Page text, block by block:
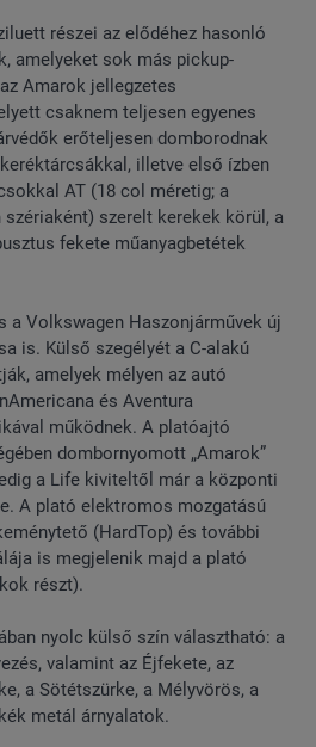
részei az elődéhez hasonló
amelyeket sok más pickup-
Amarok jellegzetes
csaknem teljesen egyenes
erőteljesen domborodnak
illetve első ízben
AT (18 col méretig; a
szériaként) szerelt kerekek körül, a
fekete műanyagbetétek
a Volkswagen Haszonjárművek új
is. Külső szegélyét a C-alakú
amelyek mélyen az autó
és Aventura
működnek. A platóajtó
dombornyomott „Amarok”
a Life kiviteltől már a központi
A plató elektromos mozgatású
(HardTop) és további
is megjelenik majd a plató
részt).
nyolc külső szín választható: a
valamint az Éjfekete, az
a Sötétszürke, a Mélyvörös, a
metál árnyalatok.